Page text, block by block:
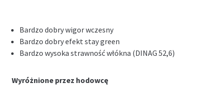
Bardzo dobry wigor wczesny
Bardzo dobry efekt stay green
Bardzo wysoka strawność włókna (DINAG 52,6)
Wyróżnione przez hodowcę